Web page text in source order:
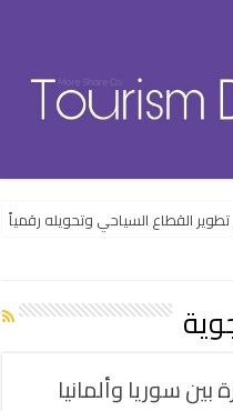
بالعلمين الجديدة ضمن خطتها
سوريا وألمانيا